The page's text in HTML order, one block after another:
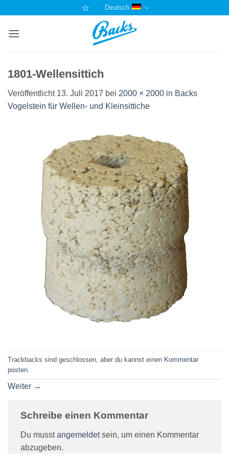
springen
Deutsch
1801-Wellensittich
Veröffentlicht 13. Juli 2017 bei 2000 × 2000 in Backs
Vogelstein für Wellen- und Kleinsittiche
Trackbacks sind geschlossen, aber du kannst einen Kommentar
posten
Weiter →
Schreibe einen Kommentar
Du musstangemeldetsein, um einen Kommentar
abzugeben.